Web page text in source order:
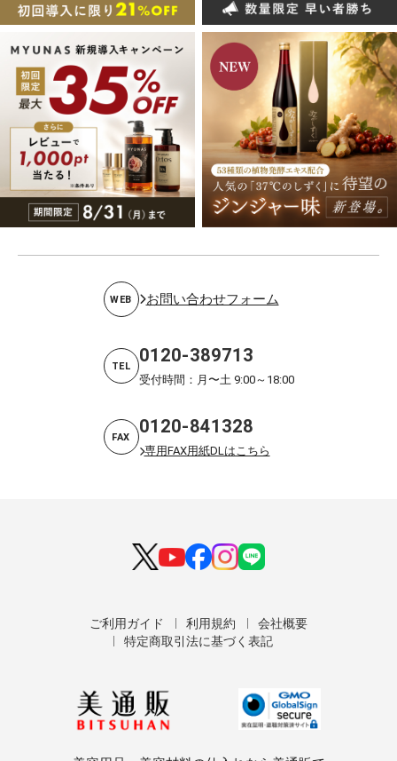
WEB お問い合わせフォーム
TEL 0120-389713
受付時間：月〜土 9:00～18:00
FAX 0120-841328
専用FAX用紙DLはこちら
ご利用ガイド 利用規約
会社概要
特定商取引法に基づく表記